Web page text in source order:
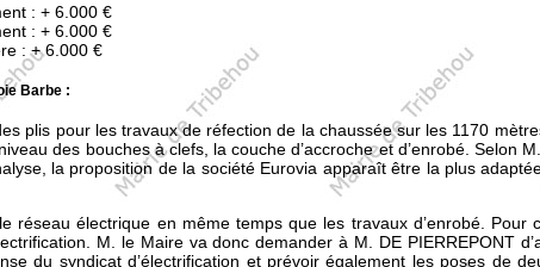
: + 6.000 €
: + 6.000 €
: + 6.000 €
Barbe :
plis pour les travaux de réfection de la chaussée sur les 1170
des bouches à clefs, la couche d’accroche et d’enrobé. Selon
la proposition de la société Eurovia apparaît être la plus
réseau électrique en même temps que les travaux d’enrobé. Pour
M. le Maire va donc demander à M. DE PIERREPONT
du syndicat d’électrification et prévoir également les poses de